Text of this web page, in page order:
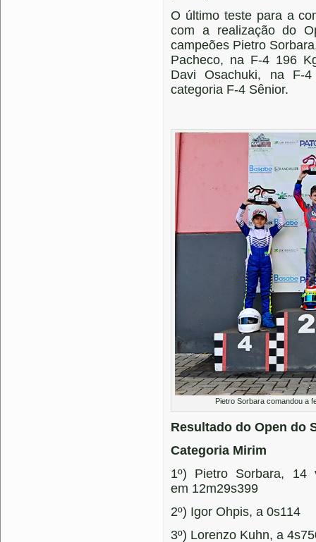
O último teste para a
com a realização do
campeões Pietro
Pacheco, na F-4 196
Davi Osachuki, na F-
categoria F-4 Sênior.
Pietro Sorbara comandou a
Resultado do Open do
Categoria Mirim
1º) Pietro Sorbara, 14
em 12m29s399
2º) Igor Ohpis, a 0s114
3º) Lorenzo Kuhn, a